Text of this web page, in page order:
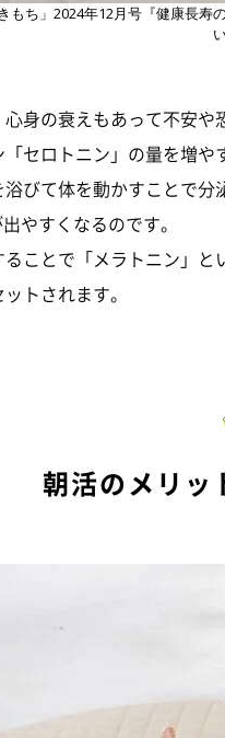
もち」2024年12月号『健康長
身の衰えもあって不安
セロトニン」の量を増
浴びて体を動かすことで
やすくなるのです。
ことで「メラトニン」
トされます。
朝活のメリッ